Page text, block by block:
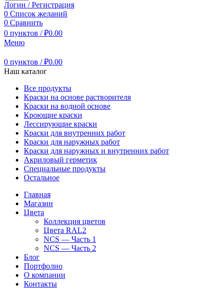
Логин / Регистрация
0 Список желаний
0 Сравнить
0 пунктов / ₽0.00
Меню
0 пунктов / ₽0.00
Наш каталог
Все продукты
Краски на основе растворителя
Краски на водной основе
Кроющие краски
Лессирующие краски
Краски для внутренних работ
Краски для наружных работ
Краски для наружных и внутренних работ
Акриловый герметик
Специальные продукты
Остальное
Главная
Магазин
Цвета
Коллекция цветов
Цвета RAL2
NCS — Часть 1
NCS — Часть 2
Блог
Портфолио
О компании
Контакты